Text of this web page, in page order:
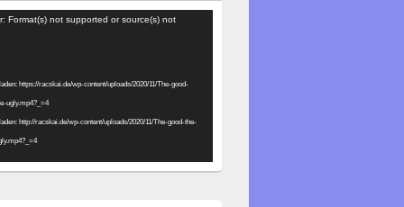
Format(s) not supported or source(s) not
https://racskai.de/wp-content/uploads/2020/11/The-good-
ugly.mp4?_=4
http://racskai.de/wp-content/uploads/2020/11/The-good-the-